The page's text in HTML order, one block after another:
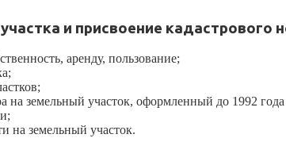
и присвоение кадастрового
аренду, пользование;
на земельный участок, оформленный до 1992 года
на земельный участок.